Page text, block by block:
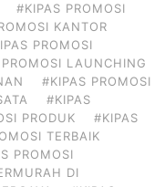
#KIPAS PROMOSI
KANTOR
PROMOSI
LAUNCHING
#KIPAS PROMOSI
#KIPAS
PRODUK
#KIPAS
TERBAIK
PROMOSI
DI